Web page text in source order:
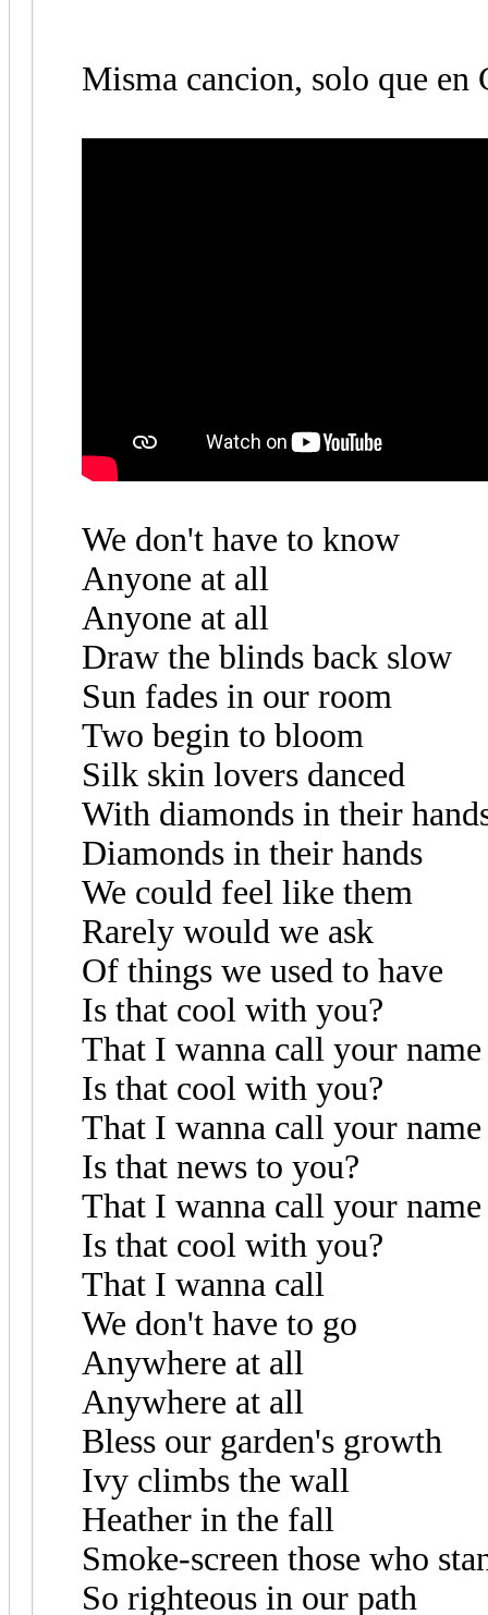
Misma cancion, solo que en
We don't have to know
Anyone at all
Anyone at all
Draw the blinds back slow
Sun fades in our room
Two begin to bloom
Silk skin lovers danced
With diamonds in their
Diamonds in their hands
We could feel like them
Rarely would we ask
Of things we used to have
Is that cool with you?
That I wanna call your name
Is that cool with you?
That I wanna call your name
Is that news to you?
That I wanna call your name
Is that cool with you?
That I wanna call
We don't have to go
Anywhere at all
Anywhere at all
Bless our garden's growth
Ivy climbs the wall
Heather in the fall
Smoke-screen those who
So righteous in our path